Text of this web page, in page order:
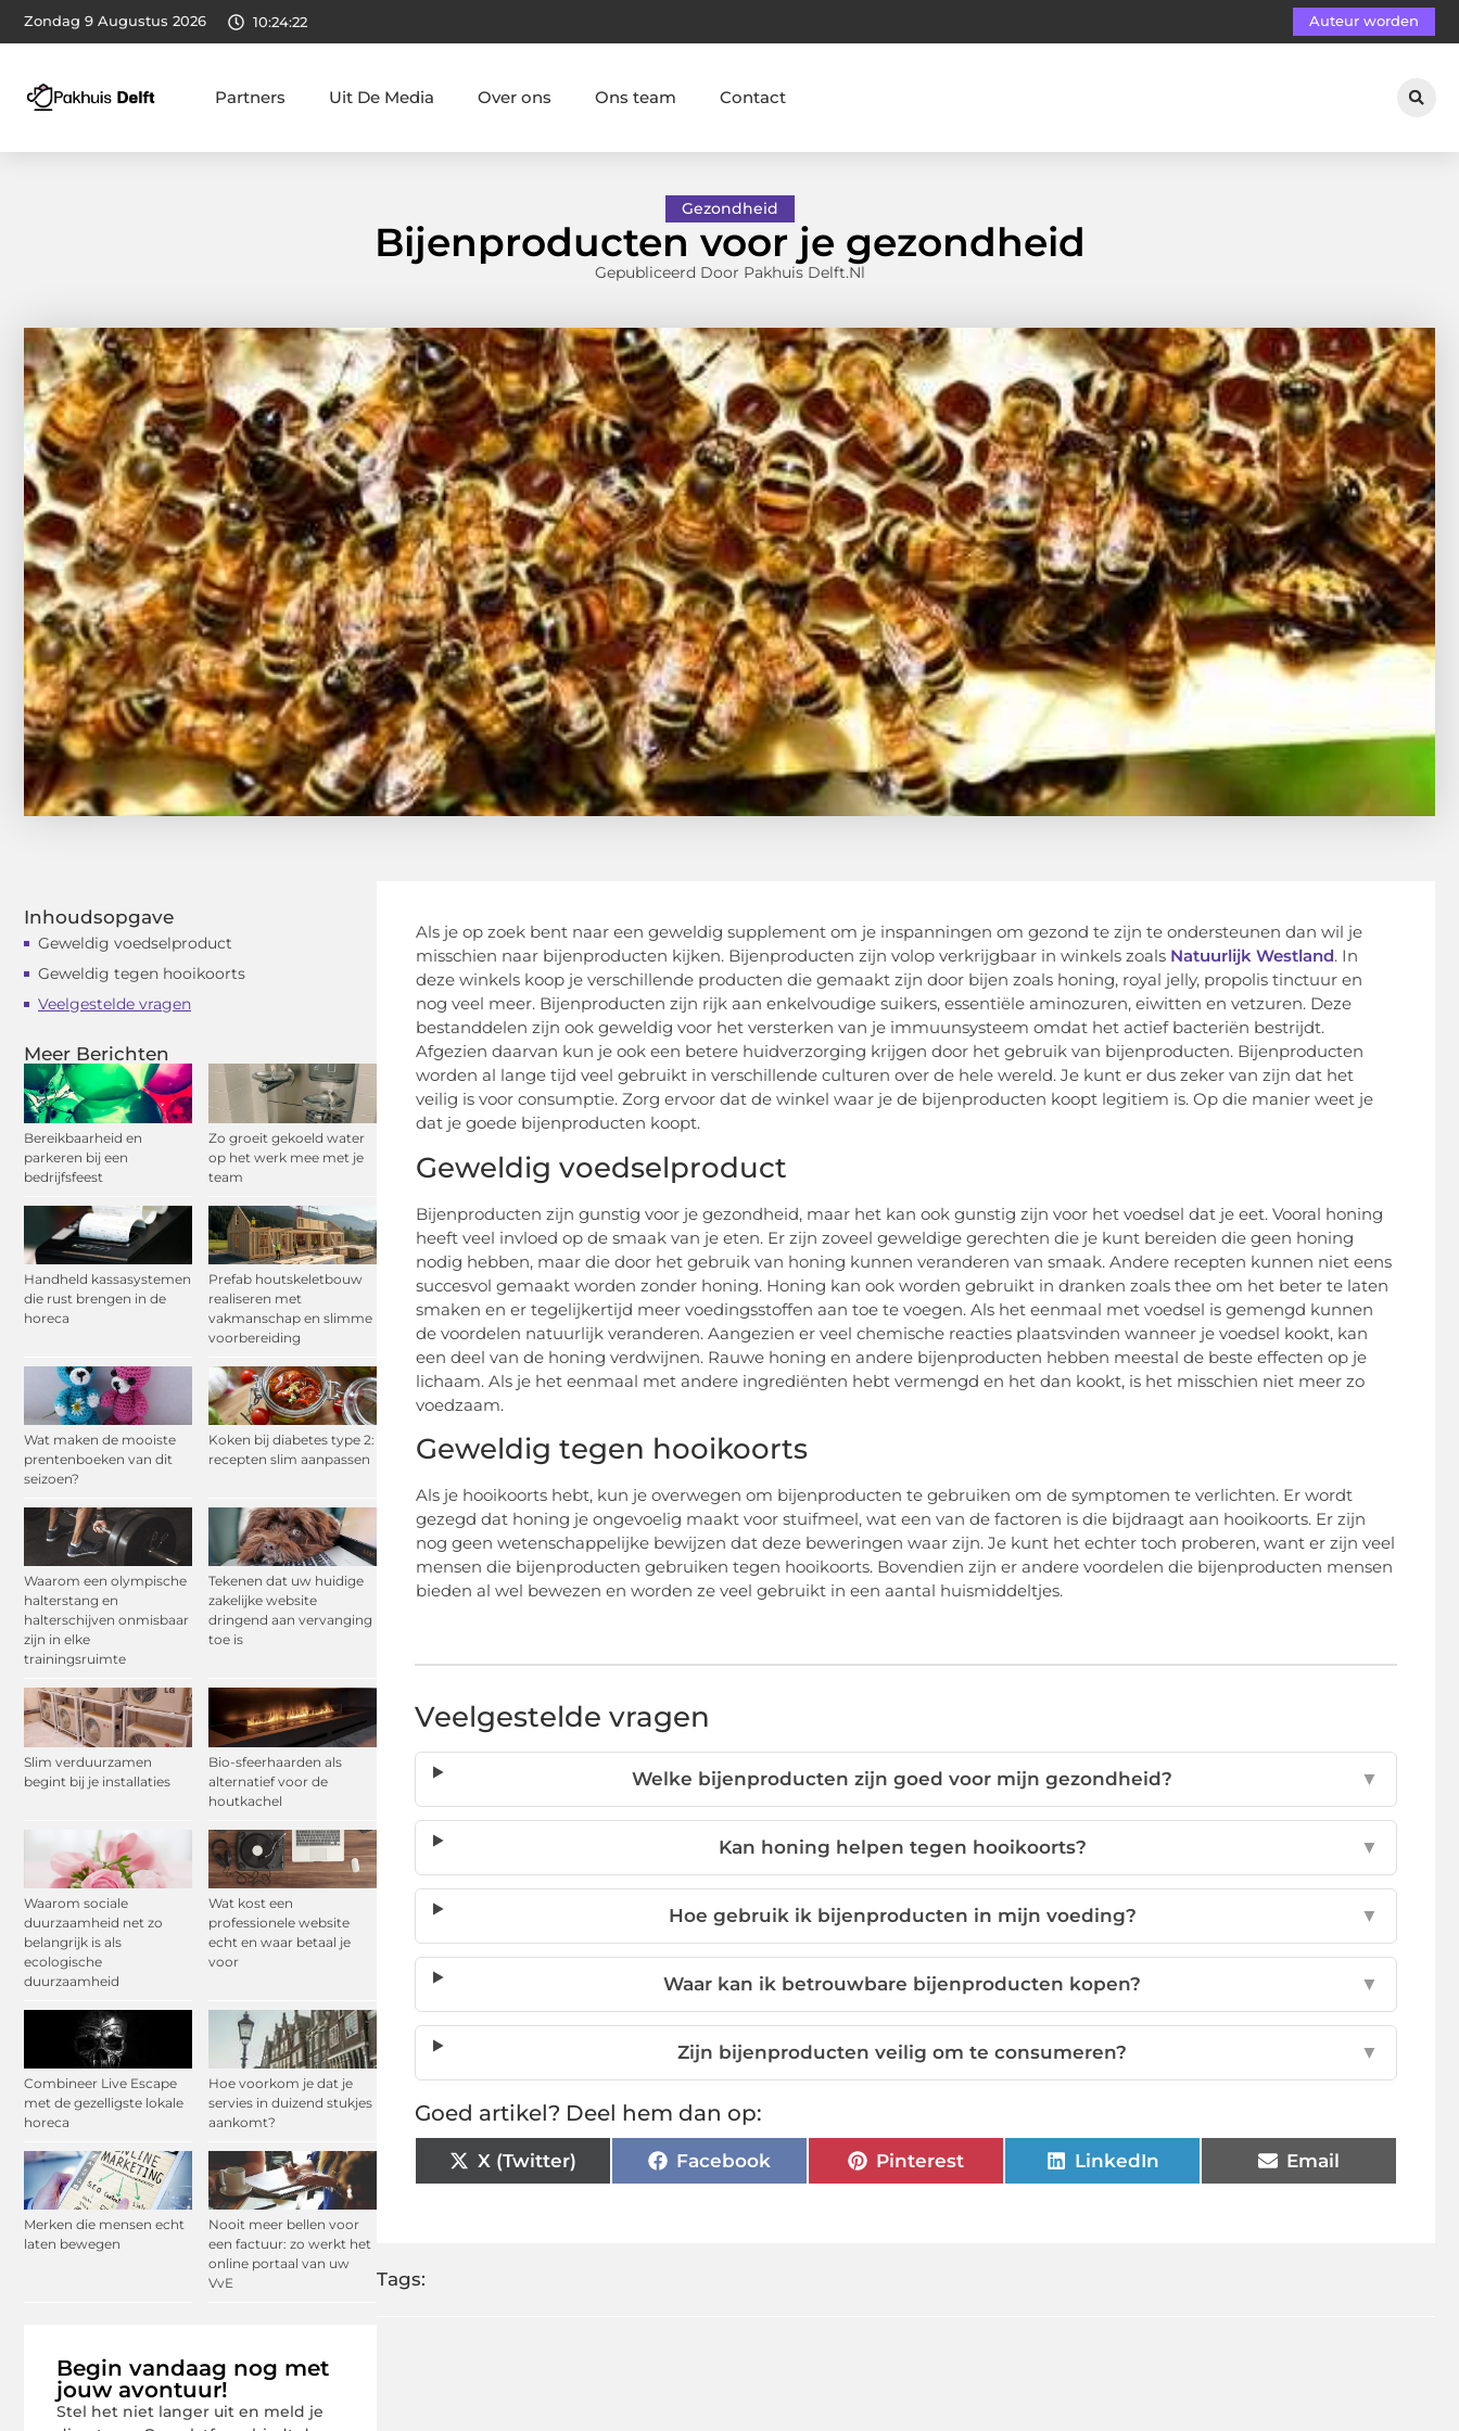
Zondag 9 Augustus 2026 10:24:24 Auteur worden
Partners Uit De Media Over ons Ons team Contact
Gezondheid
Bijenproducten voor je gezondheid
Gepubliceerd Door Pakhuis Delft.nl
Inhoudsopgave
Geweldig voedselproduct
Geweldig tegen hooikoorts
Veelgestelde vragen
Meer Berichten
Bereikbaarheid en
parkeren bij een
bedrijfsfeest
Zo groeit gekoeld water
op het werk mee met je
team
Handheld kassasystemen
die rust brengen in de
horeca
Prefab houtskeletbouw
realiseren met
vakmanschap en slimme
voorbereiding
Wat maken de mooiste
prentenboeken van dit
seizoen?
Koken bij diabetes type 2:
recepten slim aanpassen
Waarom een olympische
halterstang en
halterschijven onmisbaar
zijn in elke
trainingsruimte
Tekenen dat uw huidige
zakelijke website
dringend aan vervanging
toe is
Slim verduurzamen
begint bij je installaties
Bio-sfeerhaarden als
alternatief voor de
houtkachel
Waarom sociale
duurzaamheid net zo
belangrijk is als
ecologische
duurzaamheid
Wat kost een
professionele website
echt en waar betaal je
voor
Combineer Live Escape
met de gezelligste lokale
horeca
Hoe voorkom je dat je
servies in duizend stukjes
aankomt?
Merken die mensen echt
laten bewegen
Nooit meer bellen voor
een factuur: zo werkt het
online portaal van uw
VvE
Begin vandaag nog met
jouw avontuur!
Stel het niet langer uit en meld je
Als je op zoek bent naar een geweldig supplement om je inspanningen om gezond te zijn te ondersteunen dan wil je
misschien naar bijenproducten kijken. Bijenproducten zijn volop verkrijgbaar in winkels zoals Natuurlijk Westland. In
deze winkels koop je verschillende producten die gemaakt zijn door bijen zoals honing, royal jelly, propolis tinctuur en
nog veel meer. Bijenproducten zijn rijk aan enkelvoudige suikers, essentiële aminozuren, eiwitten en vetzuren. Deze
bestanddelen zijn ook geweldig voor het versterken van je immuunsysteem omdat het actief bacteriën bestrijdt.
Afgezien daarvan kun je ook een betere huidverzorging krijgen door het gebruik van bijenproducten. Bijenproducten
worden al lange tijd veel gebruikt in verschillende culturen over de hele wereld. Je kunt er dus zeker van zijn dat het
veilig is voor consumptie. Zorg ervoor dat de winkel waar je de bijenproducten koopt legitiem is. Op die manier weet je
dat je goede bijenproducten koopt.
Geweldig voedselproduct
Bijenproducten zijn gunstig voor je gezondheid, maar het kan ook gunstig zijn voor het voedsel dat je eet. Vooral honing
heeft veel invloed op de smaak van je eten. Er zijn zoveel geweldige gerechten die je kunt bereiden die geen honing
nodig hebben, maar die door het gebruik van honing kunnen veranderen van smaak. Andere recepten kunnen niet eens
succesvol gemaakt worden ​​zonder honing. Honing kan ook worden gebruikt in dranken zoals thee om het beter te laten
smaken en er tegelijkertijd meer voedingsstoffen aan toe te voegen. Als het eenmaal met voedsel is gemengd kunnen
de voordelen natuurlijk veranderen. Aangezien er veel chemische reacties plaatsvinden wanneer je voedsel kookt, kan
een deel van de honing verdwijnen. Rauwe honing en andere bijenproducten hebben meestal de beste effecten op je
lichaam. Als je het eenmaal met andere ingrediënten hebt vermengd en het dan kookt, is het misschien niet meer zo
voedzaam.
Geweldig tegen hooikoorts
Als je hooikoorts hebt, kun je overwegen om bijenproducten te gebruiken om de symptomen te verlichten. Er wordt
gezegd dat honing je ongevoelig maakt voor stuifmeel, wat een van de factoren is die bijdraagt ​​aan hooikoorts. Er zijn
nog geen wetenschappelijke bewijzen dat deze beweringen waar zijn. Je kunt het echter toch proberen, want er zijn veel
mensen die bijenproducten gebruiken tegen hooikoorts. Bovendien zijn er andere voordelen die bijenproducten mensen
bieden al wel bewezen en worden ze veel gebruikt in een aantal huismiddeltjes.
Veelgestelde vragen
Welke bijenproducten zijn goed voor mijn gezondheid? ▼
Kan honing helpen tegen hooikoorts? ▼
Hoe gebruik ik bijenproducten in mijn voeding? ▼
Waar kan ik betrouwbare bijenproducten kopen? ▼
Zijn bijenproducten veilig om te consumeren? ▼
Goed artikel? Deel hem dan op:
X (Twitter) Facebook Pinterest LinkedIn Email
Tags: